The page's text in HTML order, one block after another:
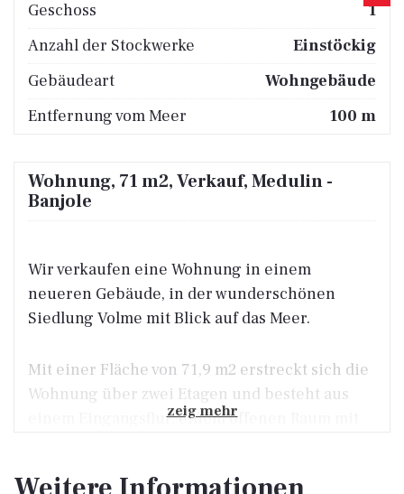
Geschoss
1
Anzahl der Stockwerke
Einstöckig
Gebäudeart
Wohngebäude
Entfernung vom Meer
100 m
Wohnung, 71 m2, Verkauf, Medulin -
Banjole
Wir verkaufen eine Wohnung in einem
neueren Gebäude, in der wunderschönen
Siedlung Volme mit Blick auf das Meer.
Mit einer Fläche von 71,9 m2 erstreckt sich die
Wohnung über zwei Etagen und besteht aus
einem Eingangsflur, einem offenen Raum mit
zeig mehr